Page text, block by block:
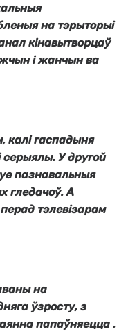
на тэрыторыі
кінавытворцаў
і жанчын ва
калі гаспадыня
серыялы. У другой
пазнавальныя
гледачоў. А
тэлевізарам
на
ўзросту, з
папаўняецца .